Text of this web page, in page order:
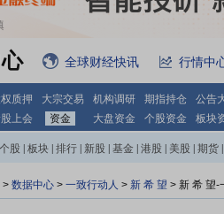
全球财经快讯 行情中
质押 大宗交易 机构调研 期指持仓
公告
上会 资金 大盘资金 个股资金 板块
个股 板块 排行 新股 基金 港股 美股 期货
> 数据中心 > 一致行动人 > 新 希 望 > 新 希 望-